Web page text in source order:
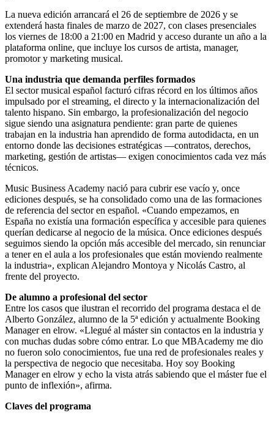
La nueva edición arrancará el 26 de septiembre de 2026 y se
extenderá hasta finales de marzo de 2027, con clases presenciales
los viernes de 18:00 a 21:00 en Madrid y acceso durante un año a la
plataforma online, que incluye los cursos de artista, manager,
promotor y marketing musical.
Una industria que demanda perfiles formados
El sector musical español facturó cifras récord en los últimos años
impulsado por el streaming, el directo y la internacionalización del
talento hispano. Sin embargo, la profesionalización del negocio
sigue siendo una asignatura pendiente: gran parte de quienes
trabajan en la industria han aprendido de forma autodidacta, en un
entorno donde las decisiones estratégicas —contratos, derechos,
marketing, gestión de artistas— exigen conocimientos cada vez más
técnicos.
Music Business Academy nació para cubrir ese vacío y, once
ediciones después, se ha consolidado como una de las formaciones
de referencia del sector en español. «Cuando empezamos, en
España no existía una formación específica y accesible para quienes
querían dedicarse al negocio de la música. Once ediciones después
seguimos siendo la opción más accesible del mercado, sin renunciar
a tener en el aula a los profesionales que están moviendo realmente
la industria», explican Alejandro Montoya y Nicolás Castro, al
frente del proyecto.
De alumno a profesional del sector
Entre los casos que ilustran el recorrido del programa destaca el de
Alberto González, alumno de la 5ª edición y actualmente Booking
Manager en elrow. «Llegué al máster sin contactos en la industria y
con muchas dudas sobre cómo entrar. Lo que MBAcademy me dio
no fueron solo conocimientos, fue una red de profesionales reales y
la perspectiva de negocio que necesitaba. Hoy soy Booking
Manager en elrow y echo la vista atrás sabiendo que el máster fue el
punto de inflexión», afirma.
Claves del programa